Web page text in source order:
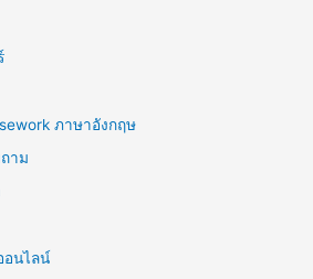
ภาษาอังกฤษ
าม
อนไลน์